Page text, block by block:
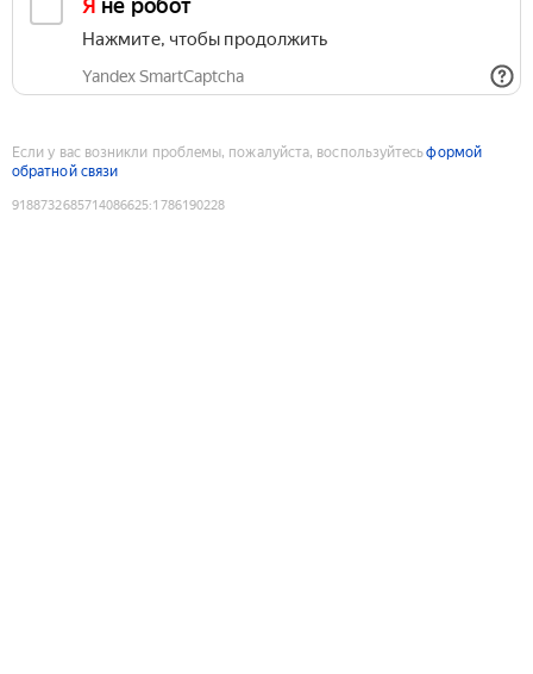
Я не робот
Нажмите, чтобы продолжить
Yandex SmartCaptcha
Если у вас возникли проблемы, пожалуйста, воспользуйтесьформой
обратной связи
9188732685714086625:1786190228